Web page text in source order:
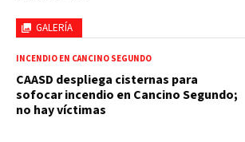
GALERÍA
INCENDIO EN CANCINO SEGUNDO
CAASD despliega cisternas para
sofocar incendio en Cancino Segundo;
no hay víctimas